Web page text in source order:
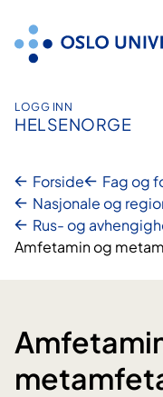
innhold
LOGG INN
HELSENORGE
Forside
Fag og
Nasjonale og
Rus- og
Amfetamin og